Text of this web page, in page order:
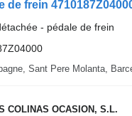
de frein
- pédale de frein
Sant Pere Molanta,
COLINAS OCASION, S.L.